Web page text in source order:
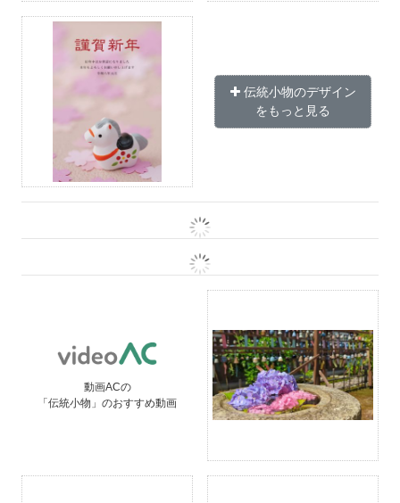
伝統小物のデザイン
をもっと見る
動画ACの
「伝統小物」のおすすめ動画